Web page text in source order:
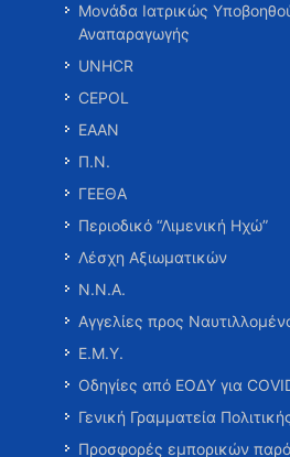
Μονάδα Ιατρικώς
Αναπαραγωγής
UNHCR
CEPOL
ΕΑΑΝ
Π.Ν.
ΓΕΕΘΑ
Περιοδικό “Λιμενική Ηχώ”
Λέσχη Αξιωματικών
Ν.Ν.Α.
Αγγελίες προς
Ε.Μ.Υ.
Οδηγίες από ΕΟΔΥ για
Γενική Γραμματεία
Προσφορές εμπορικών